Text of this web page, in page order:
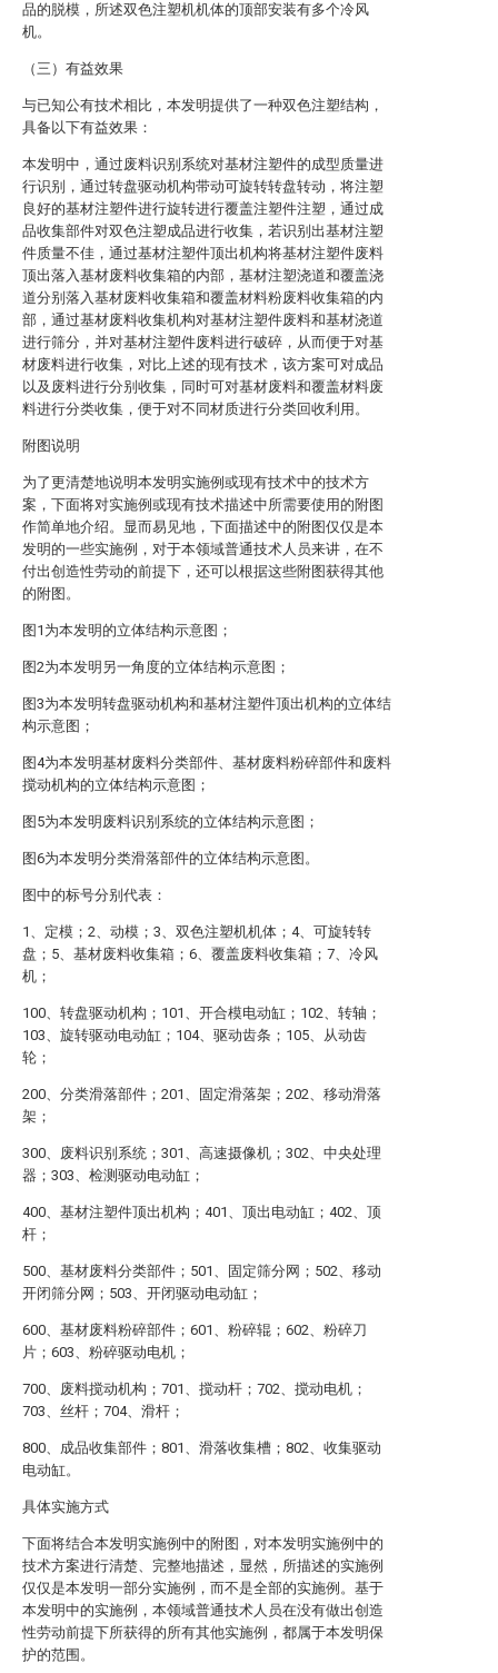
品的脱模，所述双色注塑机机体的顶部安装有多个冷风
机。
（三）有益效果
与已知公有技术相比，本发明提供了一种双色注塑结构，
具备以下有益效果：
本发明中，通过废料识别系统对基材注塑件的成型质量进
行识别，通过转盘驱动机构带动可旋转转盘转动，将注塑
良好的基材注塑件进行旋转进行覆盖注塑件注塑，通过成
品收集部件对双色注塑成品进行收集，若识别出基材注塑
件质量不佳，通过基材注塑件顶出机构将基材注塑件废料
顶出落入基材废料收集箱的内部，基材注塑浇道和覆盖浇
道分别落入基材废料收集箱和覆盖材料粉废料收集箱的内
部，通过基材废料收集机构对基材注塑件废料和基材浇道
进行筛分，并对基材注塑件废料进行破碎，从而便于对基
材废料进行收集，对比上述的现有技术，该方案可对成品
以及废料进行分别收集，同时可对基材废料和覆盖材料废
料进行分类收集，便于对不同材质进行分类回收利用。
附图说明
为了更清楚地说明本发明实施例或现有技术中的技术方
案，下面将对实施例或现有技术描述中所需要使用的附图
作简单地介绍。显而易见地，下面描述中的附图仅仅是本
发明的一些实施例，对于本领域普通技术人员来讲，在不
付出创造性劳动的前提下，还可以根据这些附图获得其他
的附图。
图1为本发明的立体结构示意图；
图2为本发明另一角度的立体结构示意图；
图3为本发明转盘驱动机构和基材注塑件顶出机构的立体结
构示意图；
图4为本发明基材废料分类部件、基材废料粉碎部件和废料
搅动机构的立体结构示意图；
图5为本发明废料识别系统的立体结构示意图；
图6为本发明分类滑落部件的立体结构示意图。
图中的标号分别代表：
1、定模；2、动模；3、双色注塑机机体；4、可旋转转
盘；5、基材废料收集箱；6、覆盖废料收集箱；7、冷风
机；
100、转盘驱动机构；101、开合模电动缸；102、转轴；
103、旋转驱动电动缸；104、驱动齿条；105、从动齿
轮；
200、分类滑落部件；201、固定滑落架；202、移动滑落
架；
300、废料识别系统；301、高速摄像机；302、中央处理
器；303、检测驱动电动缸；
400、基材注塑件顶出机构；401、顶出电动缸；402、顶
杆；
500、基材废料分类部件；501、固定筛分网；502、移动
开闭筛分网；503、开闭驱动电动缸；
600、基材废料粉碎部件；601、粉碎辊；602、粉碎刀
片；603、粉碎驱动电机；
700、废料搅动机构；701、搅动杆；702、搅动电机；
703、丝杆；704、滑杆；
800、成品收集部件；801、滑落收集槽；802、收集驱动
电动缸。
具体实施方式
下面将结合本发明实施例中的附图，对本发明实施例中的
技术方案进行清楚、完整地描述，显然，所描述的实施例
仅仅是本发明一部分实施例，而不是全部的实施例。基于
本发明中的实施例，本领域普通技术人员在没有做出创造
性劳动前提下所获得的所有其他实施例，都属于本发明保
护的范围。